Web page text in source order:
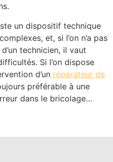
un dispositif technique
et, si l’on n’a pas
technicien, il vaut
Si l’on dispose
d’un réparateur de
préférable à une
dans le bricolage…